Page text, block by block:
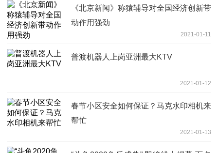
《北京新闻》称猿辅导对全国经济创新带
动作用强劲
2021-01-11
普渡机器人上岗亚洲最大KTV
2021-01-12
春节小区安全如何保证？马克水印相机来
帮忙
2021-01-13